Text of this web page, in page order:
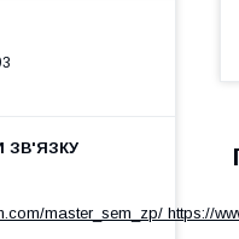
master_sem_zp/ https://